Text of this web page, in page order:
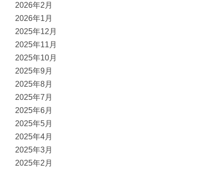
2026年2月
2026年1月
2025年12月
2025年11月
2025年10月
2025年9月
2025年8月
2025年7月
2025年6月
2025年5月
2025年4月
2025年3月
2025年2月